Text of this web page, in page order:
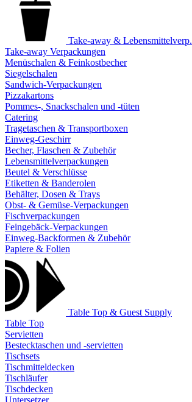
Take-away & Lebensmittelverp.
Take-away Verpackungen
Menüschalen & Feinkostbecher
Siegelschalen
Sandwich-Verpackungen
Pizzakartons
Pommes-, Snackschalen und -tüten
Catering
Tragetaschen & Transportboxen
Einweg-Geschirr
Becher, Flaschen & Zubehör
Lebensmittelverpackungen
Beutel & Verschlüsse
Etiketten & Banderolen
Behälter, Dosen & Trays
Obst- & Gemüse-Verpackungen
Fischverpackungen
Feingebäck-Verpackungen
Einweg-Backformen & Zubehör
Papiere & Folien
Table Top & Guest Supply
Table Top
Servietten
Bestecktaschen und -servietten
Tischsets
Tischmitteldecken
Tischläufer
Tischdecken